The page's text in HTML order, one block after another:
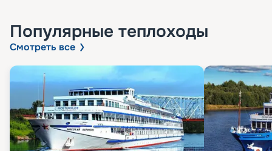
Популярные теплоходы
Смотреть все